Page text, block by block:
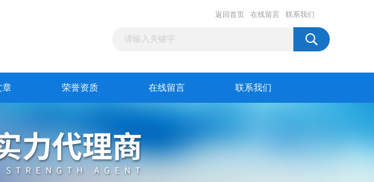
返回首页 在线留言 联系我们
章 荣誉资质 在线留言 联系我们